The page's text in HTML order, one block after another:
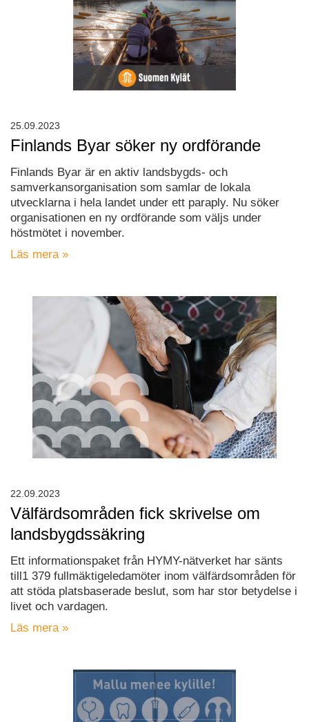
Finlands Byar söker ny ordförande
Finlands Byar är en aktiv landsbygds- och
samverkansorganisation som samlar de lokala
utvecklarna i hela landet under ett paraply. Nu söker
organisationen en ny ordförande som väljs under
höstmötet i november.
Läs mera »
25.09.2023
Välfärdsområden fick skrivelse om
landsbygdssäkring
Ett informationspaket från HYMY-nätverket har sänts
till1 379 fullmäktigeledamöter inom välfärdsområden för
att stöda platsbaserade beslut, som har stor betydelse i
livet och vardagen.
Läs mera »
22.09.2023